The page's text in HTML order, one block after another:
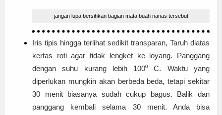
jangan lupa bersihkan bagian mata buah nanas tersebut
Iris tipis hingga terlihat sedikit transparan, Taruh diatas
kertas roti agar tidak lengket ke loyang. Panggang
dengan suhu kurang lebih 100⁰ C. Waktu yang
diperlukan mungkin akan berbeda beda, tetapi sekitar
30 menit biasanya sudah cukup bagus. Balik dan
panggang kembali selama 30 menit. Anda bisa